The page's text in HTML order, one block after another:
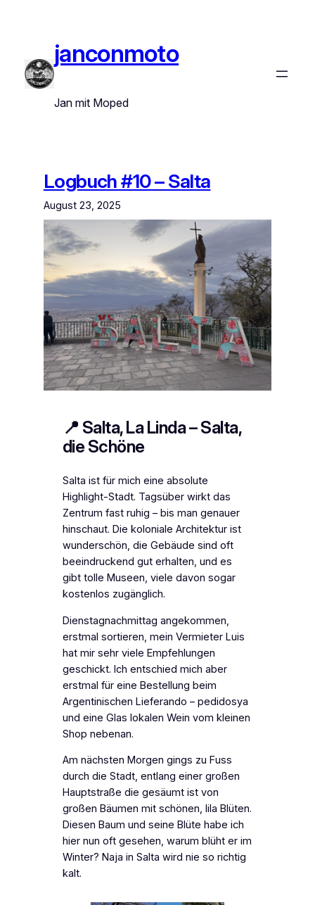
janconmoto
Jan mit Moped
Logbuch #10 – Salta
August 23, 2025
📍 Salta, La Linda – Salta,
die Schöne
Salta ist für mich eine absolute
Highlight-Stadt. Tagsüber wirkt das
Zentrum fast ruhig – bis man genauer
hinschaut. Die koloniale Architektur ist
wunderschön, die Gebäude sind oft
beeindruckend gut erhalten, und es
gibt tolle Museen, viele davon sogar
kostenlos zugänglich.
Dienstagnachmittag angekommen,
erstmal sortieren, mein Vermieter Luis
hat mir sehr viele Empfehlungen
geschickt. Ich entschied mich aber
erstmal für eine Bestellung beim
Argentinischen Lieferando – pedidosya
und eine Glas lokalen Wein vom kleinen
Shop nebenan.
Am nächsten Morgen gings zu Fuss
durch die Stadt, entlang einer großen
Hauptstraße die gesäumt ist von
großen Bäumen mit schönen, lila Blüten.
Diesen Baum und seine Blüte habe ich
hier nun oft gesehen, warum blüht er im
Winter? Naja in Salta wird nie so richtig
kalt.